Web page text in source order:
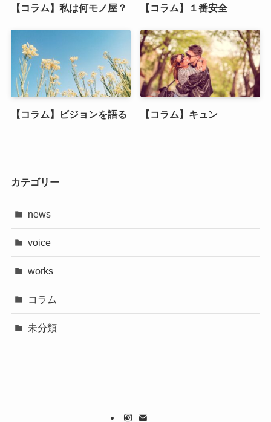
【コラム】私は何モノ屋？ 【コラム】１番安全
【コラム】ビジョンを語る 【コラム】キュン
カテゴリー
news
voice
works
コラム
未分類